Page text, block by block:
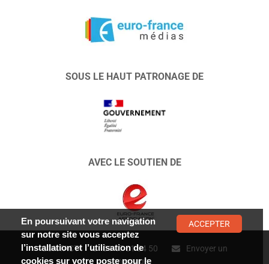
SOUS LE HAUT PATRONAGE DE
AVEC LE SOUTIEN DE
CONTACT : 01 47 01 34 50
Envoyer un
message
En poursuivant votre navigation
sur notre site vous acceptez
l’installation et l’utilisation de
cookies sur votre poste pour le
ACCEPTER